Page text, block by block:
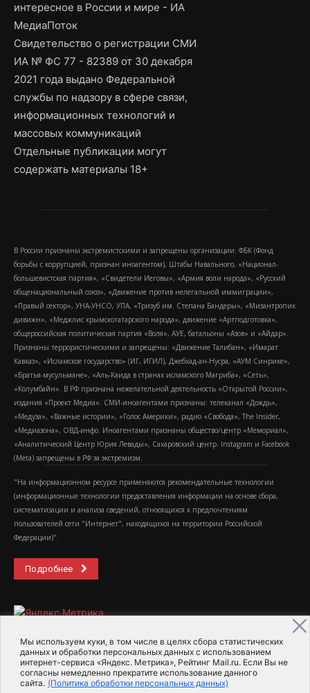
Мы используем куки, в том числе в целях сбора статистических
данных и обработки персональных данных с использованием
интернет-сервиса «Яндекс. Метрика», Рейтинг Mail.ru. Если Вы не
согласны немедленно прекратите использование данного
сайта. (Политика обработки персональных данных)
интересное в России и мире - ИА
МедиаПоток
Свидетельство о регистрации СМИ
ИА № ФС 77 - 82389 от 30 декабря
2021 года выдано Федеральной
службы по надзору в сфере связи,
информационных технологий и
массовых коммуникаций
Отдельные публикации могут
содержать материалы 18+
В России признаны экстремистскими и запрещены организации: ФБК (Фонд
борьбы с коррупцией, признан иноагентом), Штабы Навального, «Национал-
большевистская партия», «Свидетели Иеговы», «Армия воли народа», «Русский
общенациональный союз», «Движение против нелегальной иммиграции»,
«Правый сектор», УНА-УНСО, УПА, «Тризуб им. Степана Бандеры», «Мизантропик
дивижн», «Меджлис крымскотатарского народа», движение «Артподготовка»,
общероссийская политическая партия «Воля», АУЕ, батальоны «Азов» и «Айдар».
Признаны террористическими и запрещены: «Движение Талибан», «Имарат
Кавказ», «Исламское государство» (ИГ, ИГИЛ), Джебхад-ан-Нусра, «АУМ Синрике»,
«Братья-мусульмане», «Аль-Каида в странах исламского Магриба», «Сеть»,
«Колумбайн». В РФ признана нежелательной деятельность «Открытой России»,
издания «Проект Медиа». СМИ-иноагентами признаны: телеканал «Дождь»,
«Медуза», «Важные истории», «Голос Америки», радио «Свобода», The Insider,
«Медиазона», ОВД-инфо. Иноагентами признаны общество/центр «Мемориал»,
«Аналитический Центр Юрия Левады», Сахаровский центр. Instagram и Facebook
(Metа) запрещены в РФ за экстремизм.
"На информационном ресурсе применяются рекомендательные технологии
(информационные технологии предоставления информации на основе сбора,
систематизации и анализа сведений, относящихся к предпочтениям
пользователей сети "Интернет", находящихся на территории Российской
Федерации)".
Подробнее
2015-2026- Информационное агентство МедиаПоток